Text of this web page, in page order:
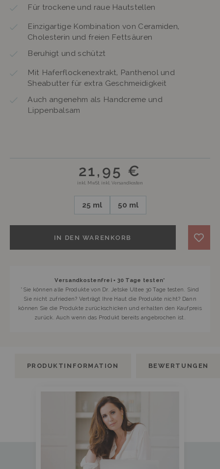
Für trockene und raue Hautstellen
Einzigartige Kombination von Ceramiden,
Cholesterin und freien Fettsäuren
Beruhigt und schützt
Mit Haferflockenextrakt, Panthenol und
Sheabutter für extra Geschmeidigkeit
Auch angenehm als Handcreme und
Lippenbalsam
25 ml 50 ml
21,95 €
inkl. MwSt. inkl. Versandkosten
IN DEN WARENKORB
Versandkostenfrei • 30 Tage testen*
* Sie können alle Produkte von Dr. Jetske Ultee 30 Tage testen. Sind
Sie nicht zufrieden? Verträgt Ihre Haut die Produkte nicht? Dann
können Sie die Produkte zurückschicken und erhalten den Kaufpreis
zurück. Auch wenn das Produkt bereits angebrochen ist.
PRODUKTINFORMATION BEWERTUNGEN